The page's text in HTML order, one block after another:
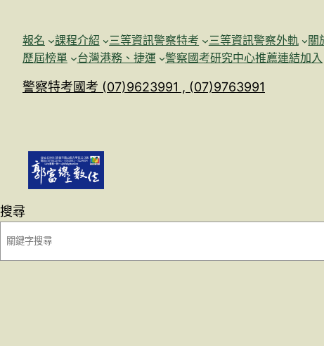
報名 課程介紹 三等資訊警察特考 三等資訊警察外軌 關
歷屆榜單
台灣港務、捷運 警察國考研究中心推薦連結加入
警察特考國考 (07)9623991 , (07)9763991
搜尋